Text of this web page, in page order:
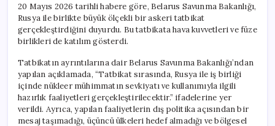
Belarus
Nükleer
için
20 Mayıs 2026 tarihli habere göre, Belarus Savunma Bakanlığı,
Rusya ile birlikte büyük ölçekli bir askeri tatbikat
gerçekleştirdiğini duyurdu. Bu tatbikata hava kuvvetleri ve füze
birlikleri de katılım gösterdi.
Tatbikatın ayrıntılarına dair Belarus Savunma Bakanlığı’ndan
yapılan açıklamada, “Tatbikat sırasında, Rusya ile iş birliği
içinde nükleer mühimmatın sevkiyatı ve kullanımıyla ilgili
hazırlık faaliyetleri gerçekleştirilecektir.” ifadelerine yer
verildi. Ayrıca, yapılan faaliyetlerin dış politika açısından bir
mesaj taşımadığı, üçüncü ülkeleri hedef almadığı ve bölgesel